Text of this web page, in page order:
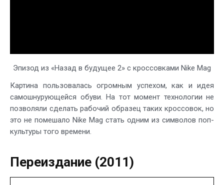
Эпизод из «Назад в будущее 2» с кроссовками Nike Mag
Картина пользовалась огромным успехом, как и идея
самошнурующейся обуви. На тот момент технологии не
позволяли сделать рабочий образец таких кроссовок, но
это не помешало Nike Mag стать одним из символов поп-
культуры того времени.
Переиздание (2011)